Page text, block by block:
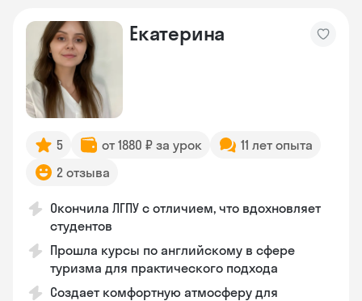
Екатерина
5 от 1880 ₽ за урок
11 лет опыта
2 отзыва
Окончила ЛГПУ с отличием, что вдохновляет
студентов
Прошла курсы по английскому в сфере
туризма для практического подхода
Создает комфортную атмосферу для